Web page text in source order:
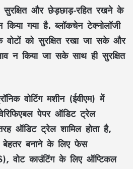
सुरक्षित और छेड़छाड़-रहित रखने के
गया है. ब्लॉकचेन टेक्नोलॉजी
वोटों को सुरक्षित रखा जा सके और
न किया जा सके साथ ही सुरक्षित
वोटिंग मशीन (ईवीएम) में
पेपर ऑडिट ट्रेल
ऑडिट ट्रेल शामिल होता है,
बेहतर बनाने के लिए फेस
वोट काउंटिंग के लिए ऑप्टिकल